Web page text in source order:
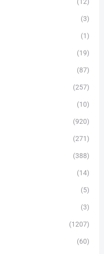
(12)
(3)
(1)
(19)
(87)
(257)
(10)
(920)
(271)
(388)
(14)
(5)
(3)
(1207)
(60)